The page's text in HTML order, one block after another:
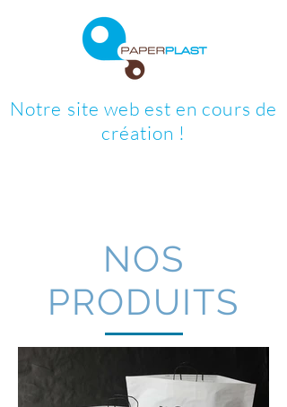
Notre site web est en cours de
création !
NOS
PRODUITS